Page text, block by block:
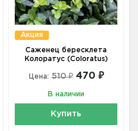
Акция
Саженец бересклета
Колоратус (Coloratus)
Цена: 510 ₽ 470 ₽
В наличии
Купить